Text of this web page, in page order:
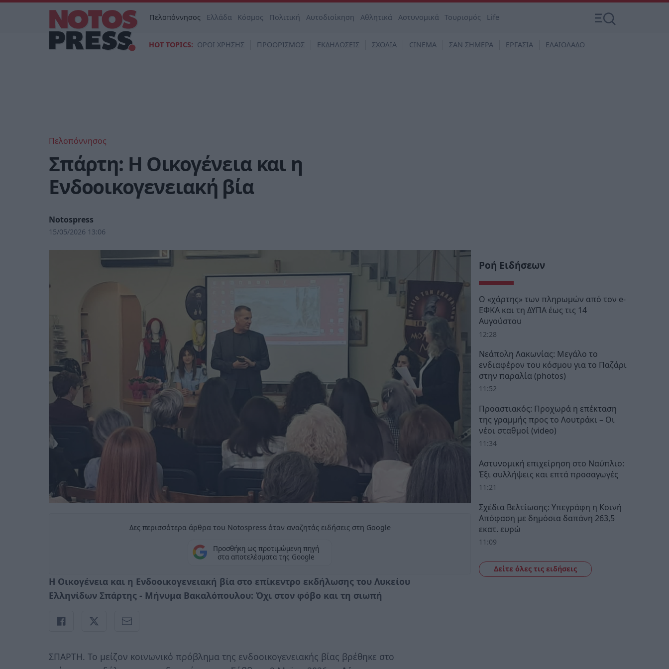
Πελοπόννησος Ελλάδα Κόσμος Πολιτική Αυτοδιοίκηση Αθλητικά Αστυνομικά Τουρισμός Life
HOT TOPICS: ΟΡΟΙ ΧΡΗΣΗΣ ΠΡΟΟΡΙΣΜΟΣ ΕΚΔΗΛΩΣΕΙΣ ΣΧΟΛΙΑ CINEMA ΣΑΝ ΣΗΜΕΡΑ ΕΡΓΑΣΙΑ ΕΛΑΙΟΛΑΔΟ
Πελοπόννησος
Σπάρτη: Η Οικογένεια και η
Ενδοοικογενειακή βία
Notospress
15/05/2026 13:06
Δες περισσότερα άρθρα του Notospress όταν αναζητάς ειδήσεις στη Google
Προσθήκη ως προτιμώμενη πηγή
στα αποτελέσματα της Google
Η Οικογένεια και η Ενδοοικογενειακή βία στο επίκεντρο εκδήλωσης του Λυκείου
Ελληνίδων Σπάρτης - Μήνυμα Βακαλόπουλου: Όχι στον φόβο και τη σιωπή
ΣΠΑΡΤΗ. Το μείζον κοινωνικό πρόβλημα της ενδοοικογενειακής βίας βρέθηκε στο
Ροή Ειδήσεων
Ο «χάρτης» των πληρωμών από τον e-
ΕΦΚΑ και τη ΔΥΠΑ έως τις 14
Αυγούστου
12:28
Νεάπολη Λακωνίας: Μεγάλο το
ενδιαφέρον του κόσμου για το Παζάρι
στην παραλία (photos)
11:52
Προαστιακός: Προχωρά η επέκταση
της γραμμής προς το Λουτράκι – Οι
νέοι σταθμοί (video)
11:34
Αστυνομική επιχείρηση στο Ναύπλιο:
Έξι συλλήψεις και επτά προσαγωγές
11:21
Σχέδια Βελτίωσης: Υπεγράφη η Κοινή
Απόφαση με δημόσια δαπάνη 263,5
εκατ. ευρώ
11:09
Δείτε όλες τις ειδήσεις